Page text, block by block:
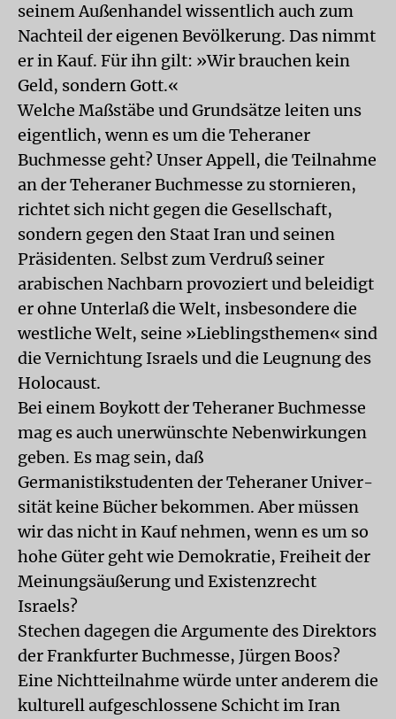
seinem Außenhandel wissentlich auch zum
Nachteil der eigenen Bevölkerung. Das nimmt
er in Kauf. Für ihn gilt: »Wir brauchen kein
Geld, sondern Gott.«
Welche Maßstäbe und Grundsätze leiten uns
eigentlich, wenn es um die Teheraner
Buchmesse geht? Unser Appell, die Teilnahme
an der Teheraner Buchmesse zu stornieren,
richtet sich nicht gegen die Gesellschaft,
sondern gegen den Staat Iran und seinen
Präsidenten. Selbst zum Verdruß seiner
arabischen Nachbarn provoziert und beleidigt
er ohne Unterlaß die Welt, insbesondere die
westliche Welt, seine »Lieblingsthemen« sind
die Vernichtung Israels und die Leugnung des
Holocaust.
Bei einem Boykott der Teheraner Buchmesse
mag es auch unerwünschte Nebenwirkungen
geben. Es mag sein, daß
Germanistikstudenten der Teheraner Univer-
sität keine Bücher bekommen. Aber müssen
wir das nicht in Kauf nehmen, wenn es um so
hohe Güter geht wie Demokratie, Freiheit der
Meinungsäußerung und Existenzrecht
Israels?
Stechen dagegen die Argumente des Direktors
der Frankfurter Buchmesse, Jürgen Boos?
Eine Nichtteilnahme würde unter anderem die
kulturell aufgeschlossene Schicht im Iran